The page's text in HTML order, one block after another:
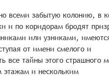
всеми забытую колонию, в
и по коридорам бродят
или узниками,
от имени смелого и
все тайны этого страшного
этажам и нескольким